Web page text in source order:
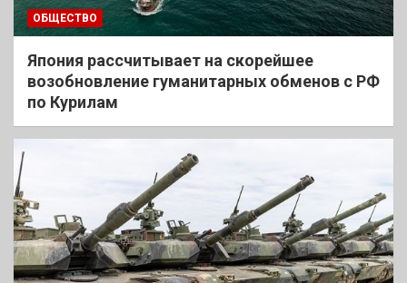
ОБЩЕСТВО
Япония рассчитывает на скорейшее
возобновление гуманитарных обменов с РФ
по Курилам